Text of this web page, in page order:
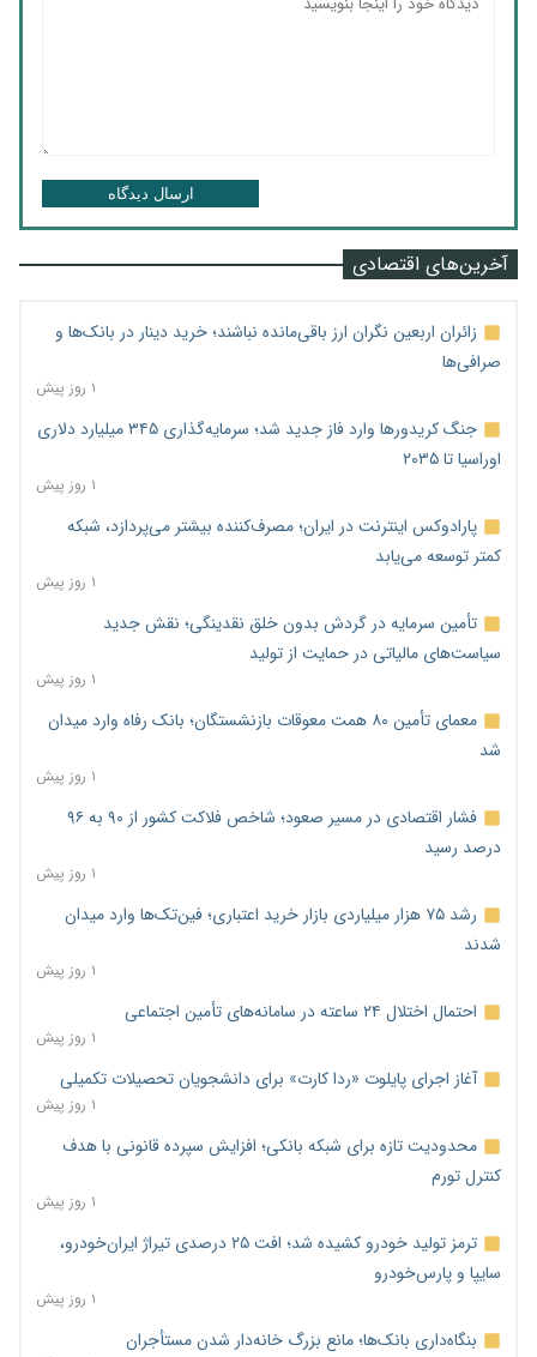
ارسال دیدگاه
آخرین‌های اقتصادی
زائران اربعین نگران ارز باقی‌مانده نباشند؛ خرید دینار در بانک‌ها و
صرافی‌ها
۱ روز پیش
جنگ کریدورها وارد فاز جدید شد؛ سرمایه‌گذاری ۳۴۵ میلیارد دلاری
اوراسیا تا ۲۰۳۵
۱ روز پیش
پارادوکس اینترنت در ایران؛ مصرف‌کننده بیشتر می‌پردازد، شبکه
کمتر توسعه می‌یابد
۱ روز پیش
تأمین سرمایه در گردش بدون خلق نقدینگی؛ نقش جدید
سیاست‌های مالیاتی در حمایت از تولید
۱ روز پیش
معمای تأمین ۸۰ همت معوقات بازنشستگان؛ بانک رفاه وارد میدان
شد
۱ روز پیش
فشار اقتصادی در مسیر صعود؛ شاخص فلاکت کشور از ۹۰ به ۹۶
درصد رسید
۱ روز پیش
رشد ۷۵ هزار میلیاردی بازار خرید اعتباری؛ فین‌تک‌ها وارد میدان
شدند
۱ روز پیش
احتمال اختلال ۲۴ ساعته در سامانه‌های تأمین اجتماعی
۱ روز پیش
آغاز اجرای پایلوت «ردا کارت» برای دانشجویان تحصیلات تکمیلی
۱ روز پیش
محدودیت تازه برای شبکه بانکی؛ افزایش سپرده قانونی با هدف
کنترل تورم
۱ روز پیش
ترمز تولید خودرو کشیده شد؛ افت ۲۵ درصدی تیراژ ایران‌خودرو،
سایپا و پارس‌خودرو
۱ روز پیش
بنگاه‌داری بانک‌ها؛ مانع بزرگ خانه‌دار شدن مستأجران